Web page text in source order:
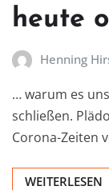
heute
Henning
… warum es
schließen.
Corona-Zeiten
WEITERLESEN